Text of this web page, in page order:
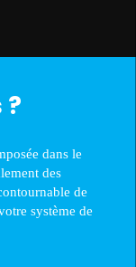
dans le
des
de
système de